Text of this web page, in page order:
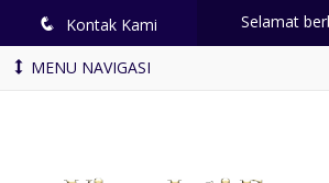
q Kontak Kami Selamat
MENU NAVIGASI